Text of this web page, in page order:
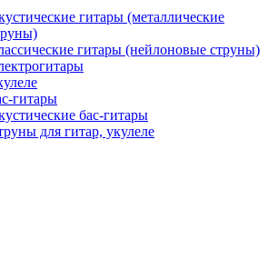
гитары (металлические
гитары (нейлоновые струны)
гитары
бас-гитары
для гитар, укулеле